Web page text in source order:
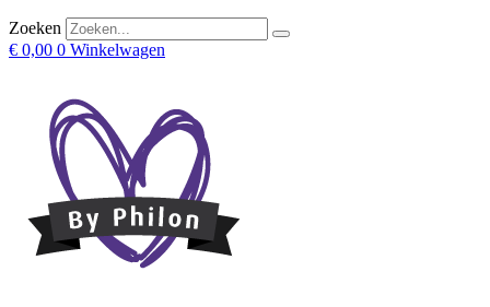
Zoeken
€ 0,00 0 Winkelwagen